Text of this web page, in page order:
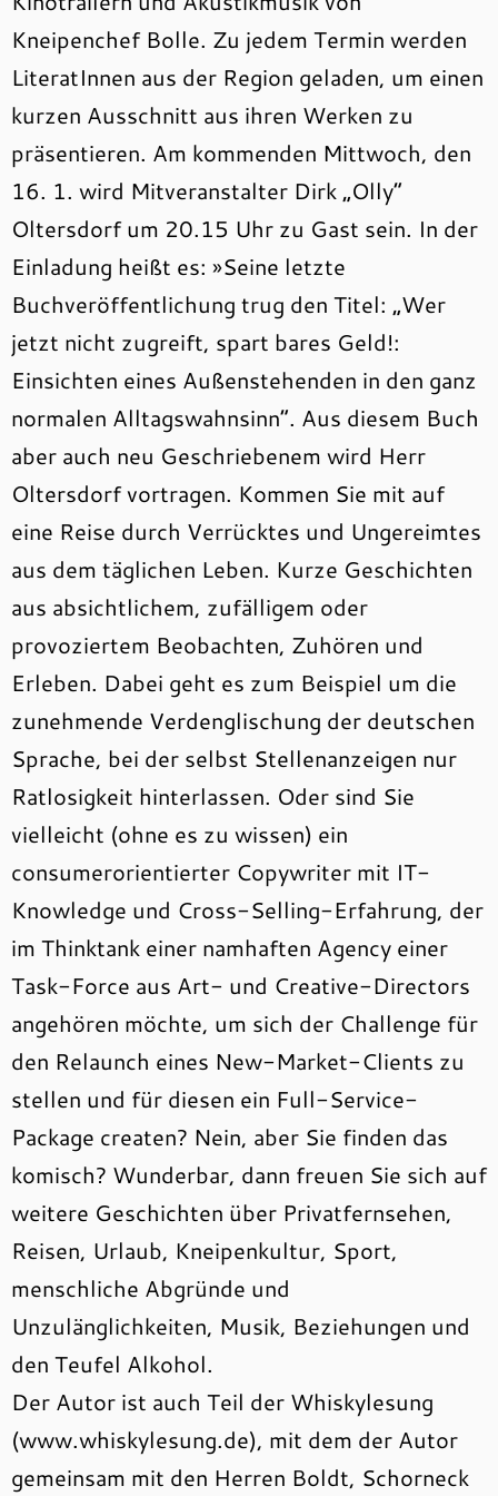
Kneipenchef Bolle. Zu jedem Termin werden
LiteratInnen aus der Region geladen, um einen
kurzen Ausschnitt aus ihren Werken zu
präsentieren. Am kommenden Mittwoch, den
16. 1. wird Mitveranstalter Dirk „Olly“
Oltersdorf um 20.15 Uhr zu Gast sein. In der
Einladung heißt es: »Seine letzte
Buchveröffentlichung trug den Titel: „Wer
jetzt nicht zugreift, spart bares Geld!:
Einsichten eines Außenstehenden in den ganz
normalen Alltagswahnsinn“. Aus diesem Buch
aber auch neu Geschriebenem wird Herr
Oltersdorf vortragen. Kommen Sie mit auf
eine Reise durch Verrücktes und Ungereimtes
aus dem täglichen Leben. Kurze Geschichten
aus absichtlichem, zufälligem oder
provoziertem Beobachten, Zuhören und
Erleben. Dabei geht es zum Beispiel um die
zunehmende Verdenglischung der deutschen
Sprache, bei der selbst Stellenanzeigen nur
Ratlosigkeit hinterlassen. Oder sind Sie
vielleicht (ohne es zu wissen) ein
consumerorientierter Copywriter mit IT-
Knowledge und Cross-Selling-Erfahrung, der
im Thinktank einer namhaften Agency einer
Task-Force aus Art- und Creative-Directors
angehören möchte, um sich der Challenge für
den Relaunch eines New-Market-Clients zu
stellen und für diesen ein Full-Service-
Package createn? Nein, aber Sie finden das
komisch? Wunderbar, dann freuen Sie sich auf
weitere Geschichten über Privatfernsehen,
Reisen, Urlaub, Kneipenkultur, Sport,
menschliche Abgründe und
Unzulänglichkeiten, Musik, Beziehungen und
den Teufel Alkohol.
Der Autor ist auch Teil der Whiskylesung
(www.whiskylesung.de), mit dem der Autor
gemeinsam mit den Herren Boldt, Schorneck